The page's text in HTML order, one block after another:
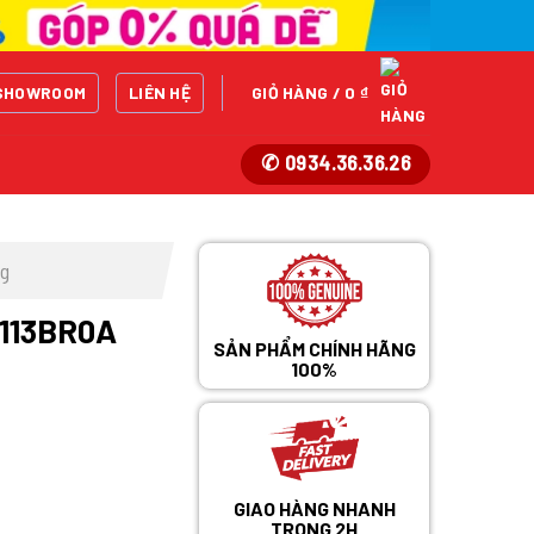
LIÊN HỆ GIỎ HÀNG / 0 ₫
✆ 0934.36.36.26
SẢN PHẨM CHÍNH HÃNG
100%
GIAO HÀNG NHANH
TRONG 2H